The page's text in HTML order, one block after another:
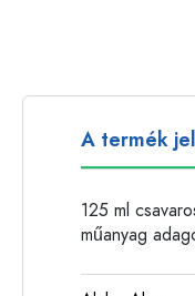
A termék
125 ml
műanyag